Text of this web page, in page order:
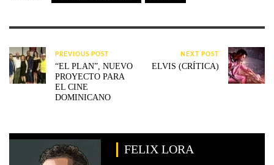
PREVIOUS POST
“EL PLAN”, NUEVO
PROYECTO PARA
EL CINE
DOMINICANO
NEXT POST
ELVIS (CRÍTICA)
FELIX LORA